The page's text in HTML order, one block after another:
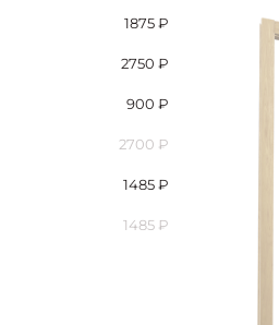
1875₽
2750 ₽
900 ₽
2700 ₽
1485₽
1485 ₽